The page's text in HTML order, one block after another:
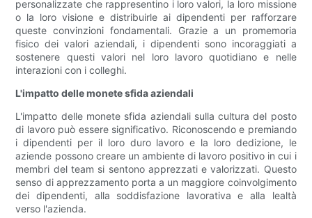
personalizzate che rappresentino i loro valori, la loro missione
o la loro visione e distribuirle ai dipendenti per rafforzare
queste convinzioni fondamentali. Grazie a un promemoria
fisico dei valori aziendali, i dipendenti sono incoraggiati a
sostenere questi valori nel loro lavoro quotidiano e nelle
interazioni con i colleghi.
L'impatto delle monete sfida aziendali
L'impatto delle monete sfida aziendali sulla cultura del posto
di lavoro può essere significativo. Riconoscendo e premiando
i dipendenti per il loro duro lavoro e la loro dedizione, le
aziende possono creare un ambiente di lavoro positivo in cui i
membri del team si sentono apprezzati e valorizzati. Questo
senso di apprezzamento porta a un maggiore coinvolgimento
dei dipendenti, alla soddisfazione lavorativa e alla lealtà
verso l'azienda.